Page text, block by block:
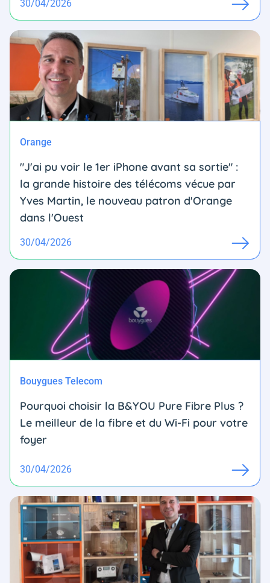
30/04/2026
Orange
"J'ai pu voir le 1er iPhone avant sa sortie" :
la grande histoire des télécoms vécue par
Yves Martin, le nouveau patron d'Orange
dans l'Ouest
30/04/2026
Bouygues Telecom
Pourquoi choisir la B&YOU Pure Fibre Plus ?
Le meilleur de la fibre et du Wi-Fi pour votre
foyer
30/04/2026